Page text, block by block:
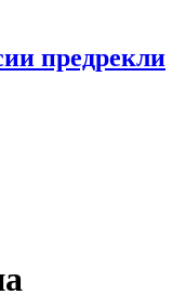
предрекли